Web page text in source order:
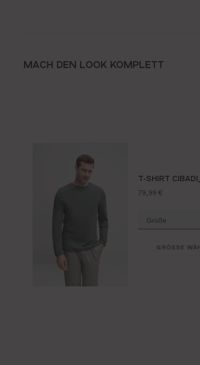
MACH DEN LOOK KOMPLETT
T-SHIRT
regulärer preis:
79,99 €
GRÖSSE